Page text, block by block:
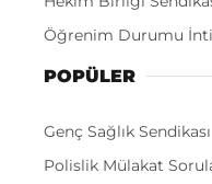
Öğrenim Durumu
POPÜLER
Genç Sağlık Sendikası
Polislik Mülakat